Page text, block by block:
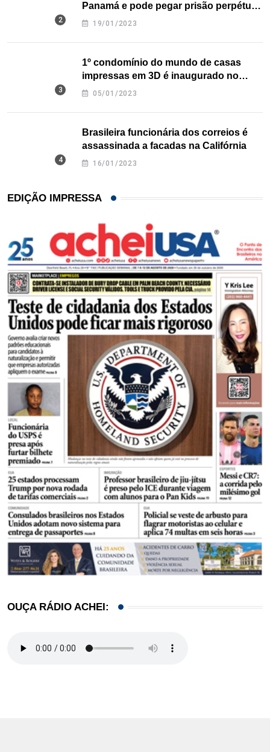
Panamá e pode pegar prisão perpétua
nos EUA
19/01/2023
1º condomínio do mundo de casas
impressas em 3D é inaugurado no
Texas
05/01/2023
Brasileira funcionária dos correios é
assassinada a facadas na Califórnia
16/01/2023
EDIÇÃO IMPRESSA
OUÇA RÁDIO ACHEI: